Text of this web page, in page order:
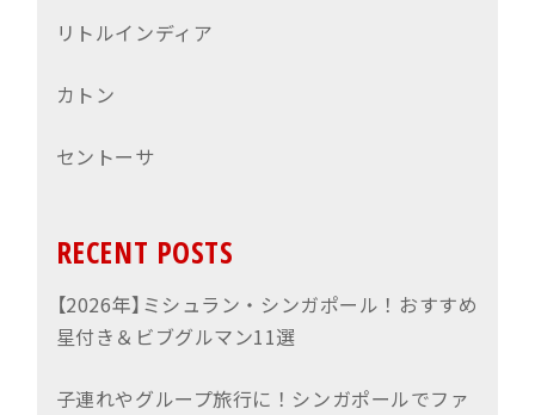
リトルインディア
カトン
セントーサ
RECENT POSTS
【2026年】ミシュラン・シンガポール！おすすめ
星付き＆ビブグルマン11選
子連れやグループ旅行に！シンガポールでファ